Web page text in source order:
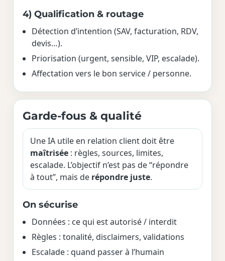
4) Qualification & routage
Détection d’intention (SAV, facturation, RDV,
devis…).
Priorisation (urgent, sensible, VIP, escalade).
Affectation vers le bon service / personne.
Garde-fous & qualité
Une IA utile en relation client doit être
maîtrisée : règles, sources, limites,
escalade. L’objectif n’est pas de “répondre
à tout”, mais de répondre juste.
On sécurise
Données : ce qui est autorisé / interdit
Règles : tonalité, disclaimers, validations
Escalade : quand passer à l’humain